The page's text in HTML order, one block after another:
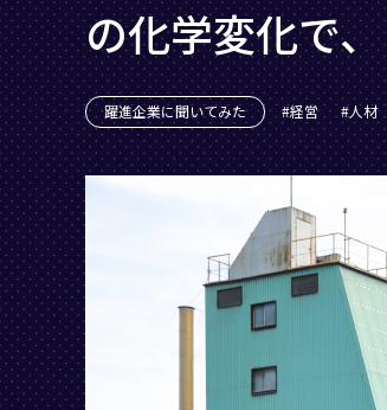
の化学変化で
躍進企業に聞いてみた 経営 人材